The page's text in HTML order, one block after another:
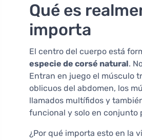
Qué es
importa
El centro del cuerpo está
especie de corsé natural.
Entran en juego el músculo
oblicuos del abdomen, los
llamados multífidos y
funcional y solo en conjunto
¿Por qué importa esto en la